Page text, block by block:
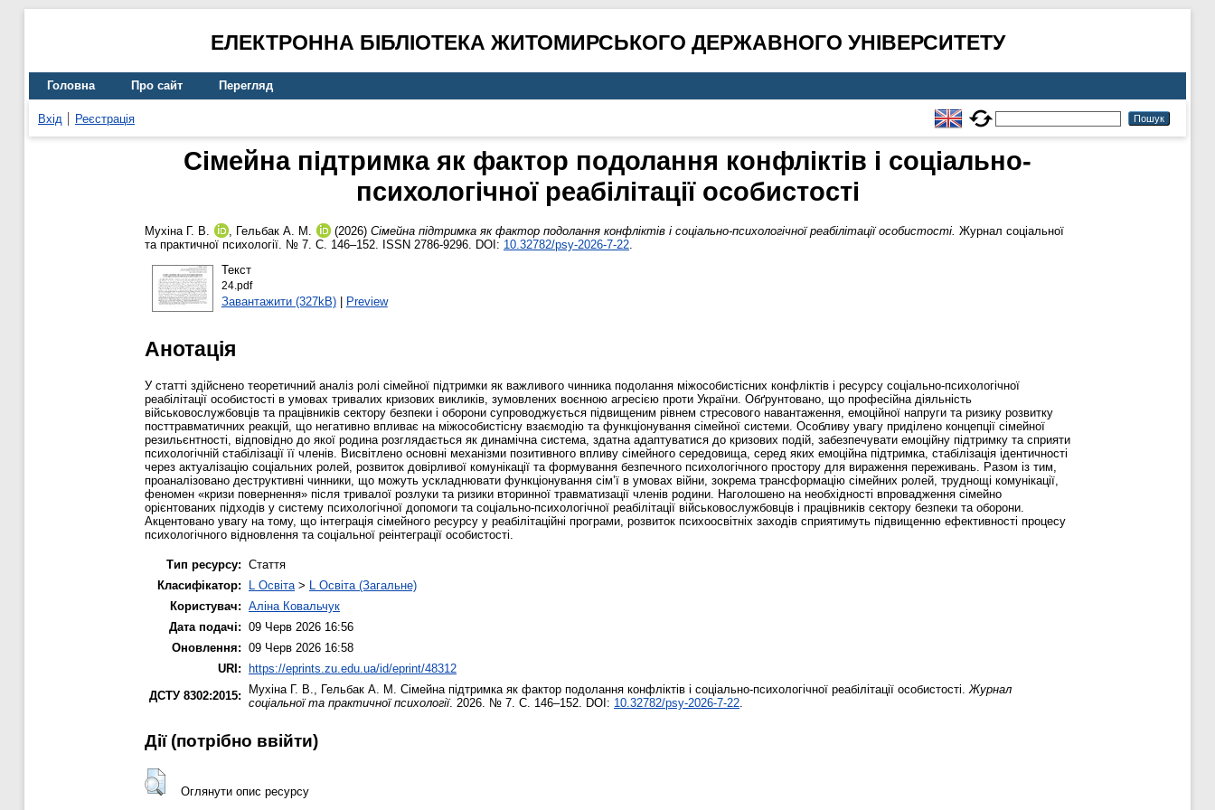
ЕЛЕКТРОННА БІБЛІОТЕКА ЖИТОМИРСЬКОГО ДЕРЖАВНОГО УНІВЕРСИТЕТУ
Головна Про сайт Перегляд
Вхід Реєстрація
Сімейна підтримка як фактор подолання конфліктів і соціально-
психологічної реабілітації особистості
Мухіна Г. В. , Гельбак А. М. (2026) Сімейна підтримка як фактор подолання конфліктів і соціально-психологічної реабілітації особистості. Журнал соціальної
та практичної психології. № 7. С. 146–152. ISSN 2786-9296. DOI: 10.32782/psy-2026-7-22.
Текст
24.pdf
Завантажити (327kB)| Preview
Анотація
У статті здійснено теоретичний аналіз ролі сімейної підтримки як важливого чинника подолання міжособистісних конфліктів і ресурсу соціально-психологічної
реабілітації особистості в умовах тривалих кризових викликів, зумовлених воєнною агресією проти України. Обґрунтовано, що професійна діяльність
військовослужбовців та працівників сектору безпеки і оборони супроводжується підвищеним рівнем стресового навантаження, емоційної напруги та ризику розвитку
посттравматичних реакцій, що негативно впливає на міжособистісну взаємодію та функціонування сімейної системи. Особливу увагу приділено концепції сімейної
резильєнтності, відповідно до якої родина розглядається як динамічна система, здатна адаптуватися до кризових подій, забезпечувати емоційну підтримку та сприяти
психологічній стабілізації її членів. Висвітлено основні механізми позитивного впливу сімейного середовища, серед яких емоційна підтримка, стабілізація ідентичності
через актуалізацію соціальних ролей, розвиток довірливої комунікації та формування безпечного психологічного простору для вираження переживань. Разом із тим,
проаналізовано деструктивні чинники, що можуть ускладнювати функціонування сім’ї в умовах війни, зокрема трансформацію сімейних ролей, труднощі комунікації,
феномен «кризи повернення» після тривалої розлуки та ризики вторинної травматизації членів родини. Наголошено на необхідності впровадження сімейно
орієнтованих підходів у систему психологічної допомоги та соціально-психологічної реабілітації військовослужбовців і працівників сектору безпеки та оборони.
Акцентовано увагу на тому, що інтеграція сімейного ресурсу у реабілітаційні програми, розвиток психоосвітніх заходів сприятимуть підвищенню ефективності процесу
психологічного відновлення та соціальної реінтеграції особистості.
Тип ресурсу: Стаття
Класифікатор:
L Освіта > L Освіта (Загальне)
Користувач: Аліна Ковальчук
Дата подачі: 09 Черв 2026 16:56
Оновлення: 09 Черв 2026 16:58
URI: https://eprints.zu.edu.ua/id/eprint/48312
ДСТУ 8302:2015:
Мухіна Г. В. Гельбак А. М. Сімейна підтримка як фактор подолання конфліктів і соціально-психологічної реабілітації особистості. Журнал
соціальної та практичної психології. 2026. № 7. С. 146–152. DOI: 10.32782/psy-2026-7-22
Дії ​​(потрібно ввійти)
Оглянути опис ресурсу